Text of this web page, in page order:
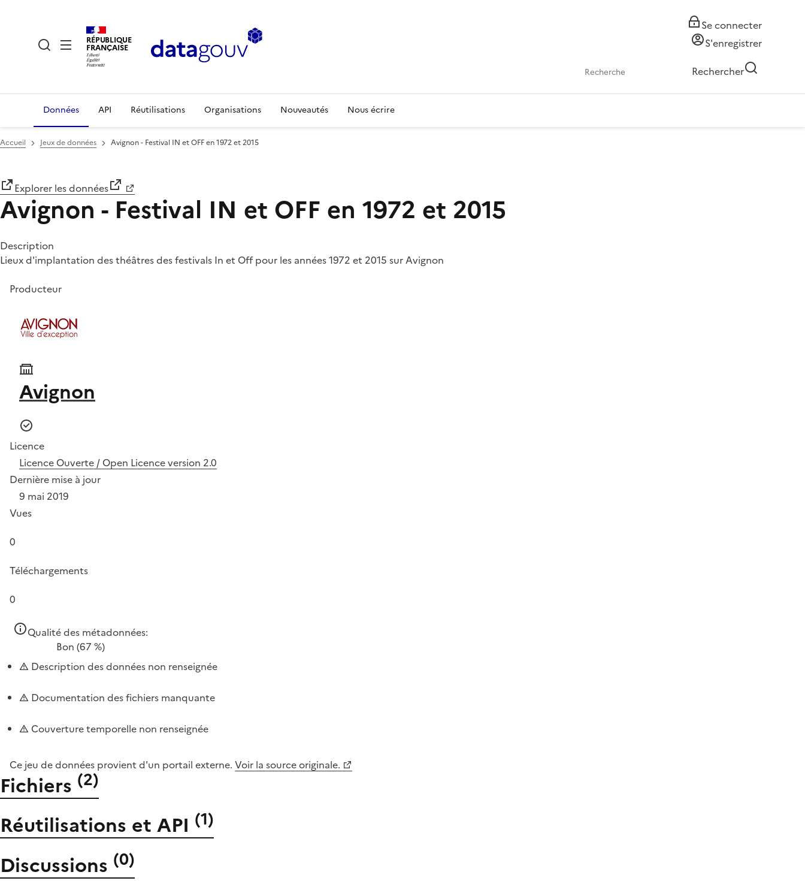
RÉPUBLIQUE
FRANÇAISE
Se connecter
S'enregistrer
Rechercher
Données API Réutilisations Organisations Nouveautés Nous écrire
Accueil Jeux de données Avignon - Festival IN et OFF en 1972 et 2015
Explorer les données
Avignon - Festival IN et OFF en 1972 et 2015
Description
Lieux d'implantation des théâtres des festivals In et Off pour les années 1972 et 2015 sur Avignon
Producteur
Avignon
Licence
Licence Ouverte / Open Licence version 2.0
Dernière mise à jour
9 mai 2019
Vues
0
Téléchargements
0
Qualité des métadonnées:
Bon (67 %)
Description des données non renseignée
Documentation des fichiers manquante
Couverture temporelle non renseignée
Ce jeu de données provient d'un portail externe. Voir la source originale.
Fichiers (2)
Réutilisations et API (1)
Discussions (0)